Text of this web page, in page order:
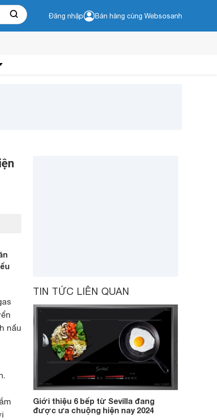
Đăng nhập Bán hàng cùng Websosanh
nấu
TIN TỨC LIÊN QUAN
Giới thiệu 6 bếp từ Sevilla đang
được ưa chuộng hiện nay 2024